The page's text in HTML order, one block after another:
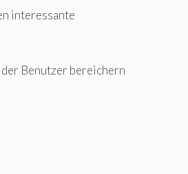
interessante
Benutzer bereichern